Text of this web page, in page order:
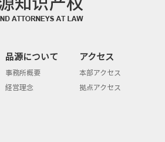
品源について
事務所概要
経営理念
アクセス
本部アクセス
拠点アクセス